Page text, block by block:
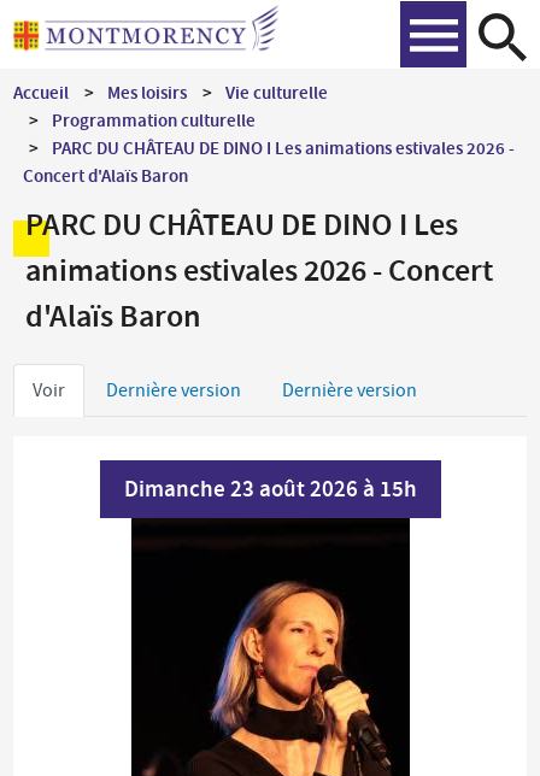
Aller
au
principal
Accueil Mes loisirs
Vie culturelle
Programmation culturelle
PARC DU CHÂTEAU DE DINO I Les animations estivales 2026 -
Concert d'Alaïs Baron
PARC DU CHÂTEAU DE DINO I Les
animations estivales 2026 - Concert
d'Alaïs Baron
Onglets
Voir Dernière version Dernière version
Dimanche 23 août 2026 à 15h